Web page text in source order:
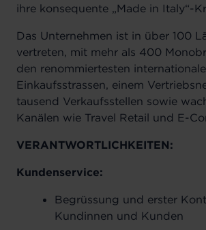
ihre konsequente „Made in Italy“-
Das Unternehmen ist in über 100
vertreten, mit mehr als 400
den renommiertesten
Einkaufsstrassen, einem
tausend Verkaufsstellen sowie
Kanälen wie Travel Retail und E-
VERANTWORTLICHKEITEN:
Kundenservice:
Begrüssung und erster
Kundinnen und Kunden